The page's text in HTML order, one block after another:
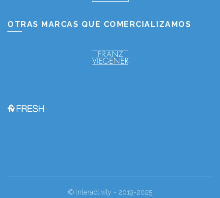
OTRAS MARCAS QUE COMERCIALIZAMOS
© Interactivity - 2019-2025